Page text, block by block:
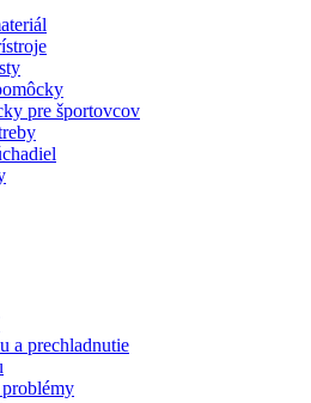
pre športovcov
a prechladnutie